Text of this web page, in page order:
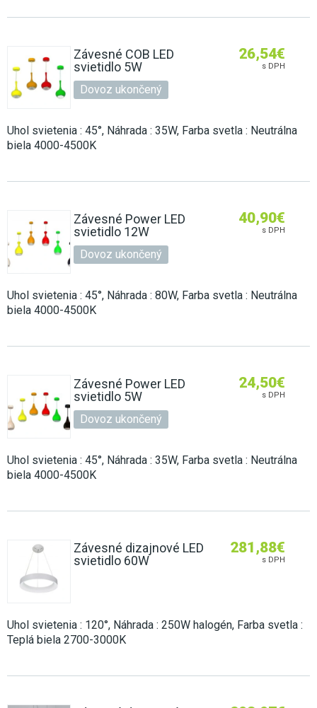
Závesné COB LED
svietidlo 5W
Dovoz ukončený
26,54€
s DPH
Uhol svietenia : 45°, Náhrada : 35W, Farba svetla : Neutrálna
biela 4000-4500K
Závesné Power LED
svietidlo 12W
Dovoz ukončený
40,90€
s DPH
Uhol svietenia : 45°, Náhrada : 80W, Farba svetla : Neutrálna
biela 4000-4500K
Závesné Power LED
svietidlo 5W
Dovoz ukončený
24,50€
s DPH
Uhol svietenia : 45°, Náhrada : 35W, Farba svetla : Neutrálna
biela 4000-4500K
Závesné dizajnové LED
svietidlo 60W
281,88€
s DPH
Uhol svietenia : 120°, Náhrada : 250W halogén, Farba svetla :
Teplá biela 2700-3000K